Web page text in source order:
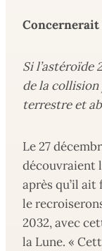
Concernerait
Si l’astéroïde
de la
terrestre et
Le 27
découvraient
après qu’il
le
2032, avec
la Lune. «